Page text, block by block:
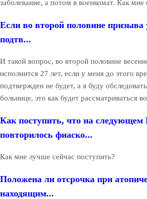
заболевание, а потом в военкомат. Как мне
Если во второй половине призыва
подтв...
И такой вопрос, во второй половине
исполнится 27 лет, если у меня до этого
подтвержден не будет, а я буду
больнице, это как будет рассматриваться
Как поступить, что на
повторилось фиаско...
Как мне лучше сейчас поступить?
Положена ли отсрочка при
находящим...